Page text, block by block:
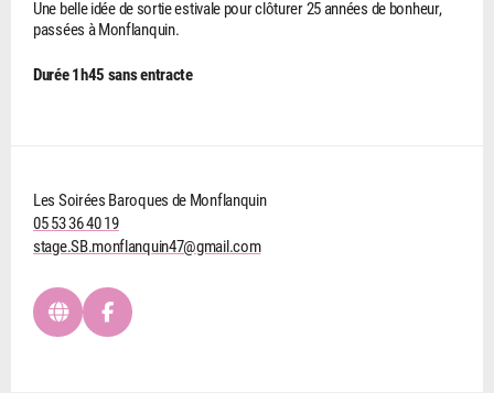
Une belle idée de sortie estivale pour clôturer 25 années de bonheur,
passées à Monflanquin.
Durée 1h45 sans entracte
Les Soirées Baroques de Monflanquin
05 53 36 40 19
stage.SB.monflanquin47@gmail.com